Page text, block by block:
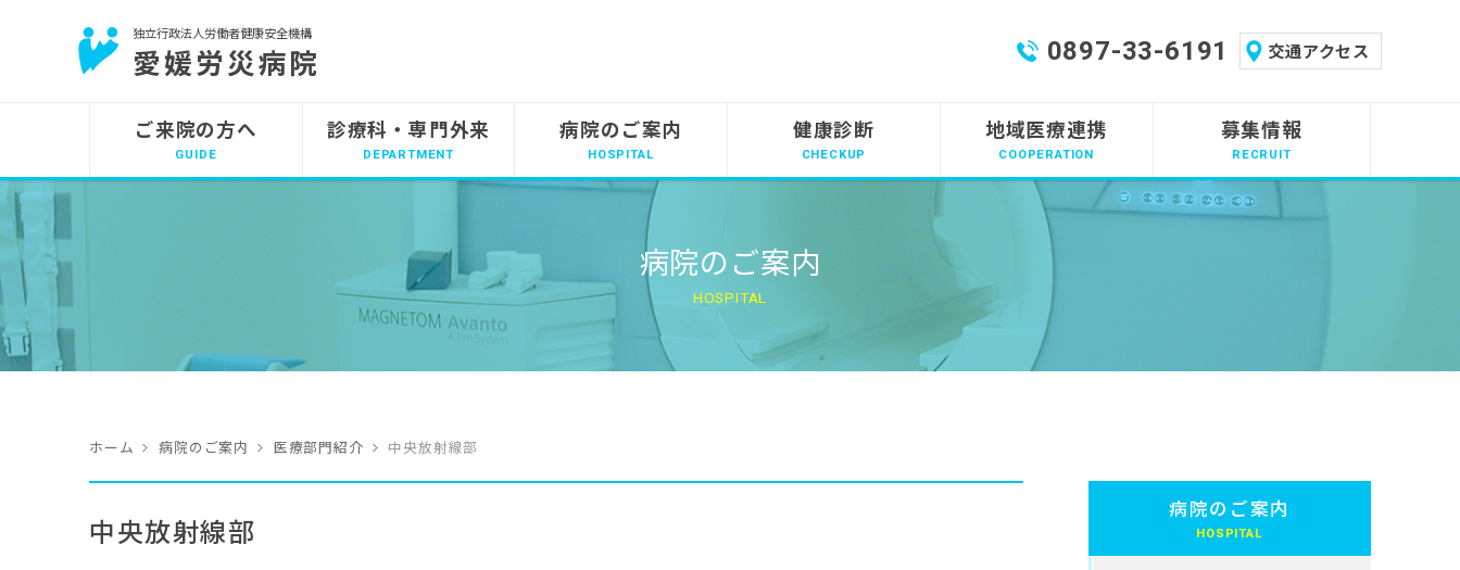
独立行政法人労働者健康安全機構
愛媛労災病院 交通アクセス
0897-33-6191
ご来院の方へ 診療科・専門外来 病院のご案内 健康診断 地域医療連携 募集情報
病院のご案内
ホーム 病院のご案内 医療部門紹介 中央放射線部
中央放射線部
病院のご案内